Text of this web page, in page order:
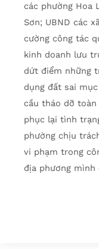
các phường Hoa
Sơn; UBND các
cường công tác
kinh doanh lưu
dứt điểm những
dụng đất sai
cầu tháo dỡ
phục lại tình
phường chịu
vi phạm trong
địa phương mình